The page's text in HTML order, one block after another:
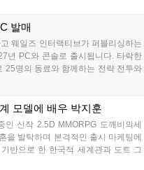
6일 오후 8시에는 공식 SOOP 채널
이다....
발매
웨일즈 인터랙티브가 퍼블리싱하는
년 PC와 콘솔로 출시됩니다. 타락한
25명의 동료와 함께하는 전략 전투와
타터 펀딩을 성공적으로 마친 이 게
모델에 배우 박지훈
인 신작 2.5D MMORPG 도깨비의세
을 발탁하며 본격적인 출시 마케팅에
반으로 한 한국적 세계관과 도트 그
을 시작으로 9월에는 쇼케이스를 통